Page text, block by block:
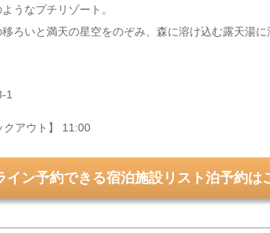
うなプチリゾート。
ろいと満天の星空をのぞみ、森に溶け込む露天湯
アウト】 11:00
ン予約できる宿泊施設リスト泊予約は